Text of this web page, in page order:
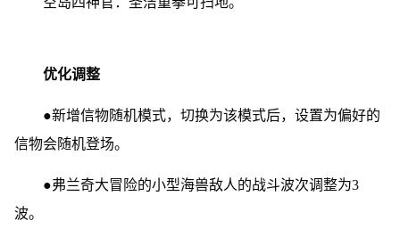
优化调整
●新增信物随机模式，切换为该模式后，设置为偏好的
信物会随机登场。
●弗兰奇大冒险的小型海兽敌人的战斗波次调整为3
波。